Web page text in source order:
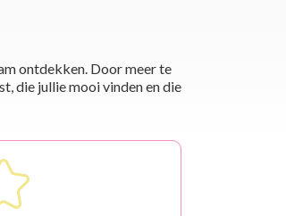
ontdekken. Door meer te
die jullie mooi vinden en die